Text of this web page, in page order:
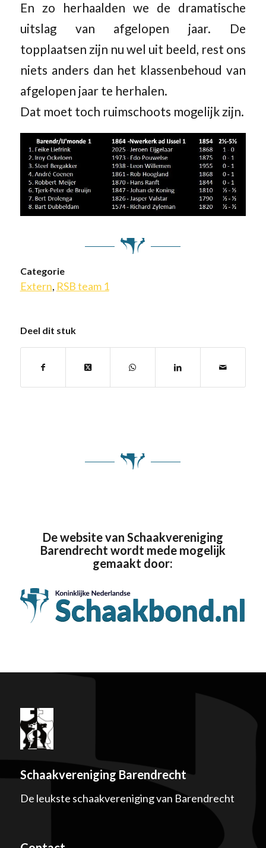
En zo herhaalden we de dramatische
uitslag van afgelopen jaar. De
topplaatsen zijn nu wel uit beeld, rest ons
niets anders dan het klassenbehoud van
afgelopen jaar te herhalen.
Dat moet toch ruimschoots mogelijk zijn.
Categorie
Extern, RSB team 1
Deel dit stuk
De website van Schaakvereniging
Barendrecht wordt mede mogelijk
gemaakt door:
Schaakvereniging Barendrecht
De leukste schaakvereniging van Barendrecht